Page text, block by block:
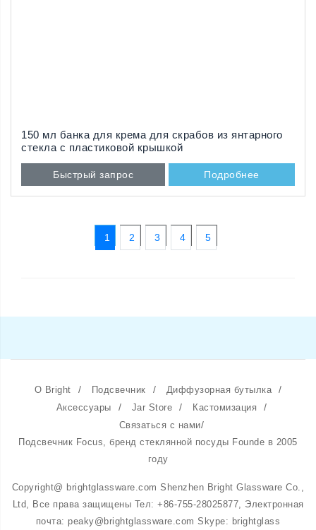
150 мл банка для крема для скрабов из янтарного
стекла с пластиковой крышкой
Быстрый запрос Подробнее
1 2 3 4 5
О Bright / Подсвечник / Диффузорная бутылка /
Аксессуары / Jar Store / Кастомизация /
Связаться с нами/
Подсвечник Focus, бренд стеклянной посуды Founde в 2005
году
Copyright@ brightglassware.com Shenzhen Bright Glassware Co.,
Ltd, Все права защищены Тел: +86-755-28025877, Электронная
почта: peaky@brightglassware.com Skype: brightglass